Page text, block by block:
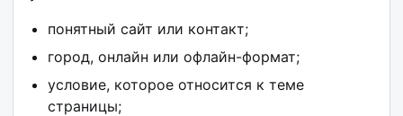
понятный сайт или контакт;
город, онлайн или офлайн-формат;
условие, которое относится к теме
страницы;